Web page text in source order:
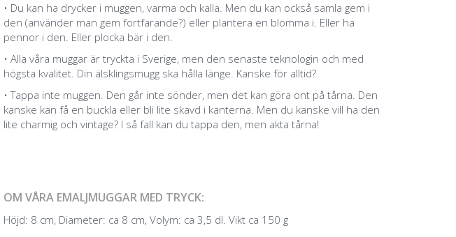
• Du kan ha drycker i muggen, varma och kalla. Men du kan också samla gem i
den (använder man gem fortfarande?) eller plantera en blomma i. Eller ha
pennor i den. Eller plocka bär i den.
• Alla våra muggar är tryckta i Sverige, men den senaste teknologin och med
högsta kvalitet. Din älsklingsmugg ska hålla länge. Kanske för alltid?
• Tappa inte muggen. Den går inte sönder, men det kan göra ont på tårna. Den
kanske kan få en buckla eller bli lite skavd i kanterna. Men du kanske vill ha den
lite charmig och vintage? I så fall kan du tappa den, men akta tårna!
OM VÅRA EMALJMUGGAR MED TRYCK:
Höjd: 8 cm, Diameter: ca 8 cm, Volym: ca 3,5 dl. Vikt ca 150 g